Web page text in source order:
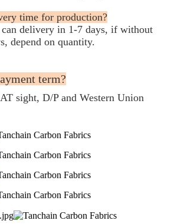
time for production?
delivery in 1-7 days, if without
depend on quantity.
term?
sight, D/P and Western Union